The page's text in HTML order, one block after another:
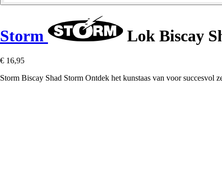
Storm Lok Biscay
€ 16,95
Storm Biscay Shad Storm Ontdek het kunstaas van voor succesvol